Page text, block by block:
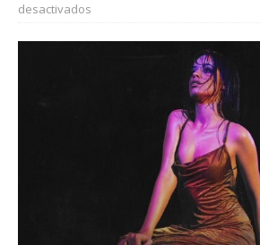
desactivados